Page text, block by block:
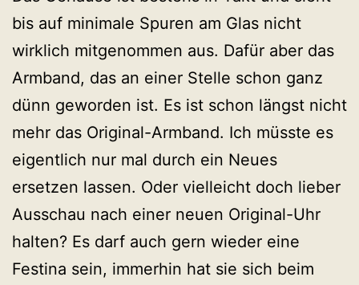
bis auf minimale Spuren am Glas nicht
wirklich mitgenommen aus. Dafür aber das
Armband, das an einer Stelle schon ganz
dünn geworden ist. Es ist schon längst nicht
mehr das Original-Armband. Ich müsste es
eigentlich nur mal durch ein Neues
ersetzen lassen. Oder vielleicht doch lieber
Ausschau nach einer neuen Original-Uhr
halten? Es darf auch gern wieder eine
Festina sein, immerhin hat sie sich beim